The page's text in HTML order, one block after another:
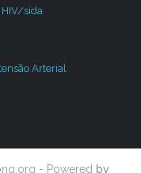
HIV/sida
Arterial
- Powered by